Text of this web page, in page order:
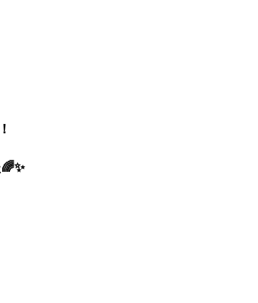
🌈✨